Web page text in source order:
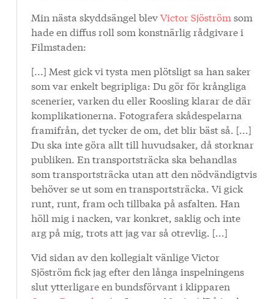
Min nästa skyddsängel blevVictor Sjöström som
hade en diffus roll som konstnärlig rådgivare i
Filmstaden:
[...] Mest gick vi tysta men plötsligt sa han saker
som var enkelt begripliga: Du gör för krångliga
scenerier, varken du eller Roosling klarar de där
komplikationerna. Fotografera skådespelarna
framifrån, det tycker de om, det blir bäst så. [...]
Du ska inte göra allt till huvudsaker, då storknar
publiken. En transportsträcka ska behandlas
som transportsträcka utan att den nödvändigtvis
behöver se ut som en transportsträcka. Vi gick
runt, runt, fram och tillbaka på asfalten. Han
höll mig i nacken, var konkret, saklig och inte
arg på mig, trots att jag var så otrevlig. [...]
Vid sidan av den kollegialt vänlige Victor
Sjöström fick jag efter den långa inspelningens
slut ytterligare en bundsförvant i klipparen